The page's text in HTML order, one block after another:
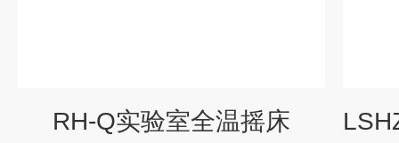
RH-Q实验室全温摇床